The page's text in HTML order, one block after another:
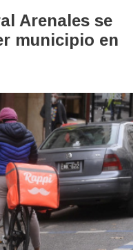
Arenales se
municipio en